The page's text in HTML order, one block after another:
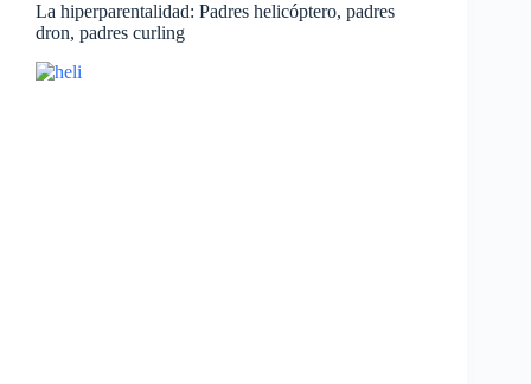
La hiperparentalidad: Padres helicóptero, padres
dron, padres curling